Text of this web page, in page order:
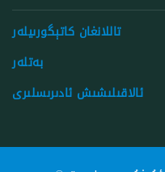
تاللانغان كاتېگورىيلەر
بەتلەر
ئالاقىلىشىش ئادىرىسلىرى